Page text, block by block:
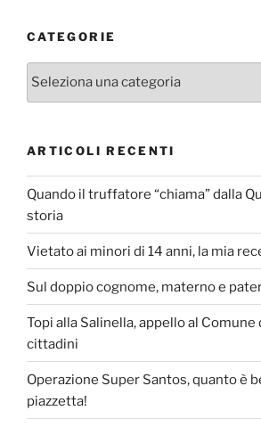
CATEGORIE
Categorie
ARTICOLI RECENTI
Quando il truffatore “chiama” dalla
storia
Vietato ai minori di 14 anni, la mia
Sul doppio cognome, materno e
Topi alla Salinella, appello al Comune
cittadini
Operazione Super Santos, quanto è
piazzetta!